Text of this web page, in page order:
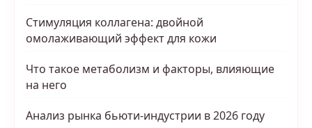
Стимуляция коллагена: двойной
омолаживающий эффект для кожи
Что такое метаболизм и факторы, влияющие
на него
Анализ рынка бьюти-индустрии в 2026 году